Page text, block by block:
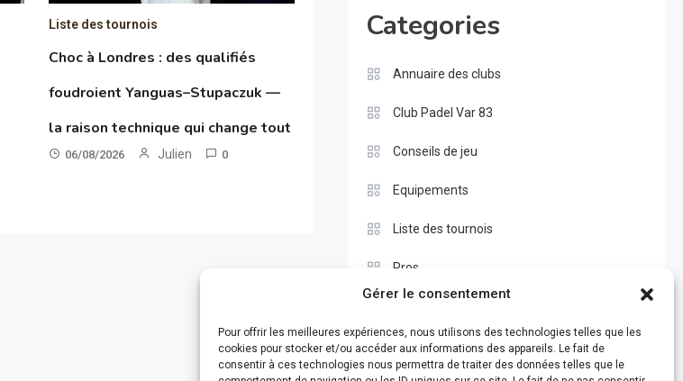
Gérer le consentement
Pour offrir les meilleures expériences, nous utilisons des technologies telles que les
cookies pour stocker et/ou accéder aux informations des appareils. Le fait de
consentir à ces technologies nous permettra de traiter des données telles que le
Liste des tournois
Choc à Londres : des qualifiés
foudroient Yanguas–Stupaczuk —
la raison technique qui change tout
06/08/2026 Julien 0
Categories
Annuaire des clubs
Club Padel Var 83
Conseils de jeu
Equipements
Liste des tournois
Pros
Test